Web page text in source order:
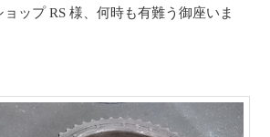
ップ RS 様、何時も有難う御座いま